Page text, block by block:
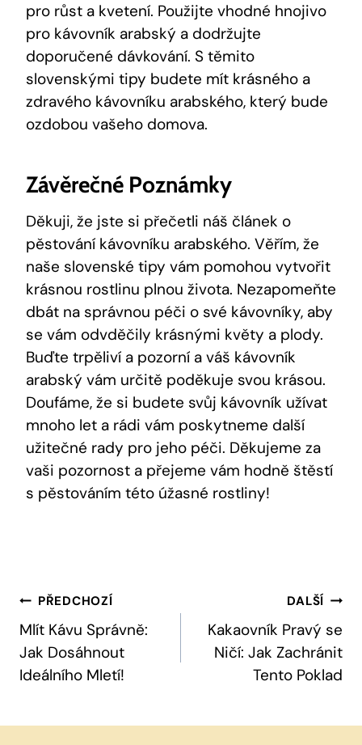
pro růst a kvetení. Použijte vhodné hnojivo
pro kávovník arabský a dodržujte
doporučené dávkování. S těmito
slovenskými tipy budete mít krásného a
zdravého kávovníku arabského, který bude
ozdobou vašeho domova.
Závěrečné Poznámky
Děkuji, že jste si přečetli náš článek o
pěstování kávovníku arabského. Věřím, že
naše slovenské tipy vám pomohou vytvořit
krásnou rostlinu plnou života. Nezapomeňte
dbát na správnou péči o své kávovníky, aby
se vám odvděčily krásnými květy a plody.
Buďte trpěliví a pozorní a váš kávovník
arabský vám určitě poděkuje svou krásou.
Doufáme, že si budete svůj kávovník užívat
mnoho let a rádi vám poskytneme další
užitečné rady pro jeho péči. Děkujeme za
vaši pozornost a přejeme vám hodně štěstí
s pěstováním této úžasné rostliny!
Navigace
Pro
Příspěvek
PŘEDCHOZÍ
Mlít Kávu Správně:
Jak Dosáhnout
Ideálního Mletí!
DALŠÍ
Kakaovník Pravý se
Ničí: Jak Zachránit
Tento Poklad